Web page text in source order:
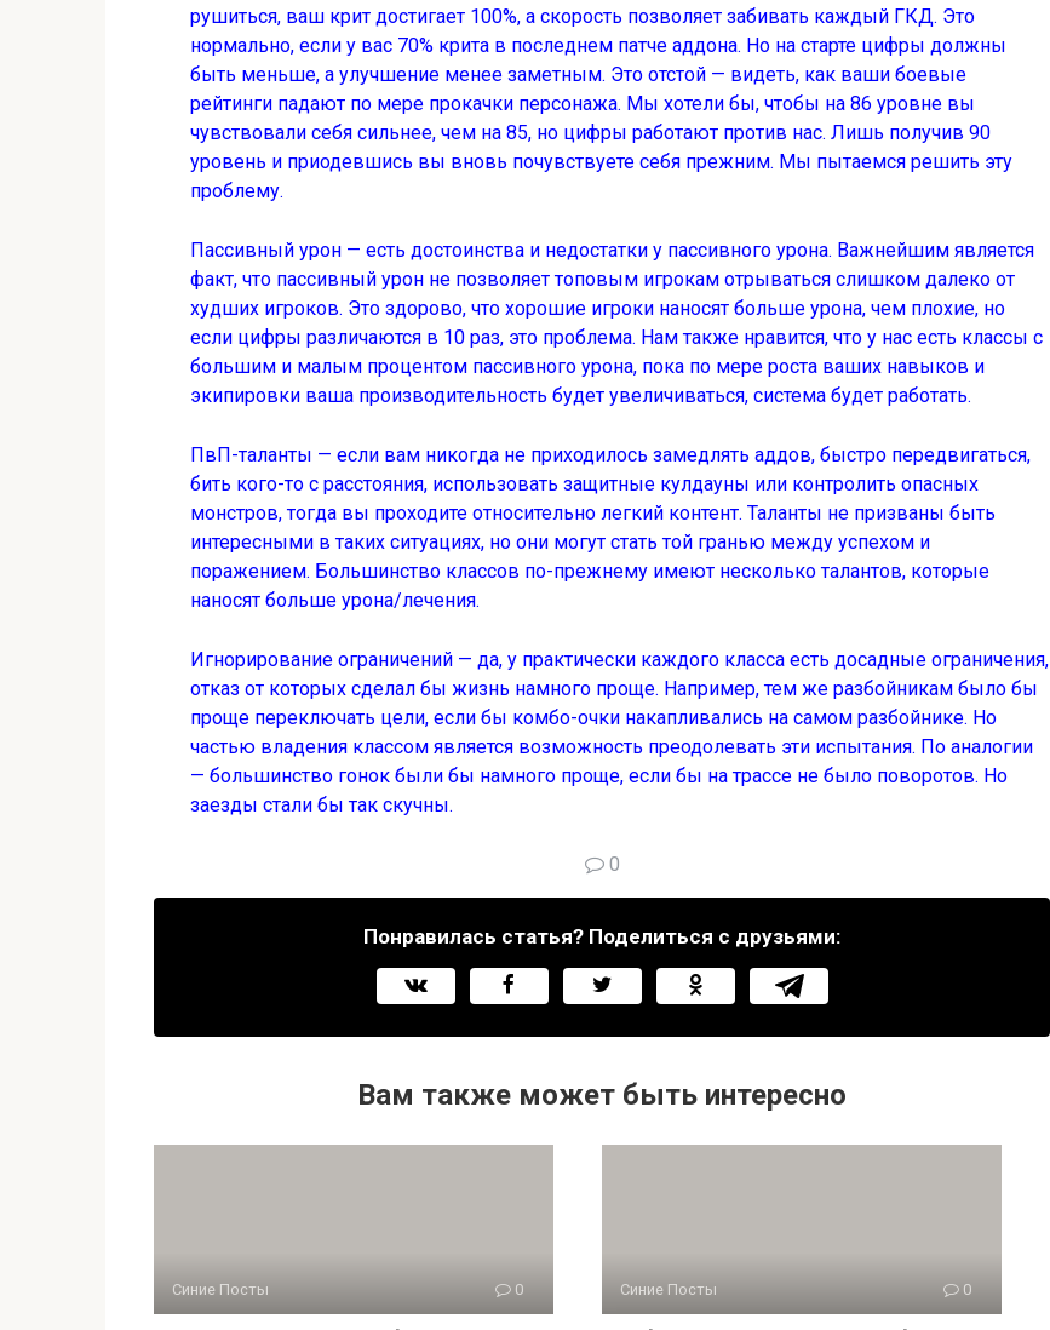
рушиться, ваш крит достигает 100%, а скорость позволяет забивать каждый ГКД. Это
нормально, если у вас 70% крита в последнем патче аддона. Но на старте цифры должны
быть меньше, а улучшение менее заметным. Это отстой — видеть, как ваши боевые
рейтинги падают по мере прокачки персонажа. Мы хотели бы, чтобы на 86 уровне вы
чувствовали себя сильнее, чем на 85, но цифры работают против нас. Лишь получив 90
уровень и приодевшись вы вновь почувствуете себя прежним. Мы пытаемся решить эту
проблему.
Пассивный урон — есть достоинства и недостатки у пассивного урона. Важнейшим является
факт, что пассивный урон не позволяет топовым игрокам отрываться слишком далеко от
худших игроков. Это здорово, что хорошие игроки наносят больше урона, чем плохие, но
если цифры различаются в 10 раз, это проблема. Нам также нравится, что у нас есть классы с
большим и малым процентом пассивного урона, пока по мере роста ваших навыков и
экипировки ваша производительность будет увеличиваться, система будет работать.
ПвП-таланты — если вам никогда не приходилось замедлять аддов, быстро передвигаться,
бить кого-то с расстояния, использовать защитные кулдауны или контролить опасных
монстров, тогда вы проходите относительно легкий контент. Таланты не призваны быть
интересными в таких ситуациях, но они могут стать той гранью между успехом и
поражением. Большинство классов по-прежнему имеют несколько талантов, которые
наносят больше урона/лечения.
Игнорирование ограничений — да, у практически каждого класса есть досадные ограничения,
отказ от которых сделал бы жизнь намного проще. Например, тем же разбойникам было бы
проще переключать цели, если бы комбо-очки накапливались на самом разбойнике. Но
частью владения классом является возможность преодолевать эти испытания. По аналогии
— большинство гонок были бы намного проще, если бы на трассе не было поворотов. Но
заезды стали бы так скучны.
0
Понравилась статья? Поделиться с друзьями:
Вам также может быть интересно
Синие Посты 0 Синие Посты 0